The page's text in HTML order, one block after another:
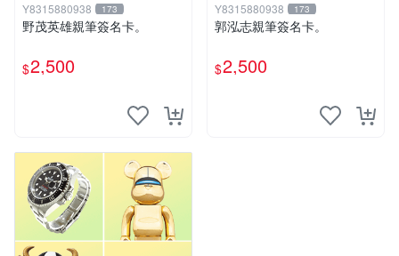
Y8315880938 173
野茂英雄親筆簽名卡。
$2,500
Y8315880938 173
郭泓志親筆簽名卡。
$2,500